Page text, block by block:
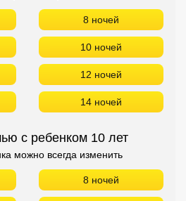
8 ночей
10 ночей
12 ночей
14 ночей
с ребенком 10 лет
можно всегда изменить
8 ночей